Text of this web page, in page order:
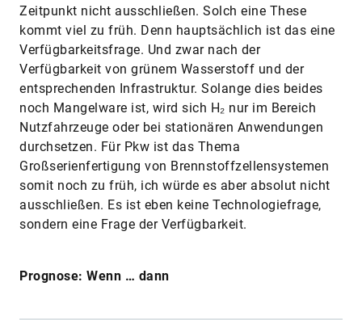
Zeitpunkt nicht ausschließen. Solch eine ­These
kommt viel zu früh. Denn hauptsächlich ist das eine
Verfügbarkeits­frage. Und zwar nach der
Verfügbarkeit von ­grünem Wasserstoff und der
entsprechenden Infrastruktur. Solange dies beides
noch Mangelware ist, wird sich H₂ nur im Bereich
Nutzfahrzeuge oder bei stationären Anwendungen
durchsetzen. Für Pkw ist das Thema
Großserienfertigung von Brennstoffzellensystemen
somit noch zu früh, ich würde es aber absolut nicht
ausschließen. Es ist eben keine Technologiefrage,
sondern eine Frage der Verfügbarkeit.
Prognose: Wenn … dann